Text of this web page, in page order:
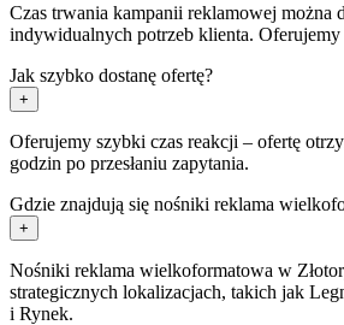
Czas trwania kampanii reklamowej można
indywidualnych potrzeb klienta. Oferujemy
Jak szybko dostanę ofertę?
+
Oferujemy szybki czas reakcji – ofertę
godzin po przesłaniu zapytania.
Gdzie znajdują się nośniki reklama
+
Nośniki reklama wielkoformatowa w
strategicznych lokalizacjach, takich jak
i Rynek.